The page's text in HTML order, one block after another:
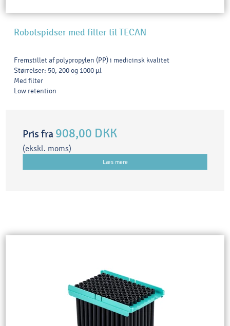
Robotspidser med filter til TECAN
Fremstillet af polypropylen (PP) i medicinsk kvalitet
Størrelser: 50, 200 og 1000 µl
Med filter
Low retention
Pris fra 908,00 DKK
(ekskl. moms)
Læs mere